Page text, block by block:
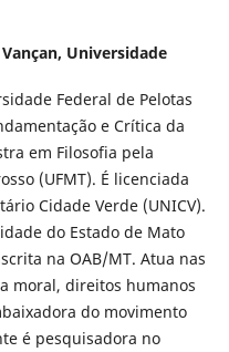
Universidade
Federal de Pelotas
e Crítica da
em Filosofia pela
(UFMT). É licenciada
Cidade Verde (UNICV).
do Estado de Mato
na OAB/MT. Atua nas
moral, direitos humanos
do movimento
é pesquisadora no